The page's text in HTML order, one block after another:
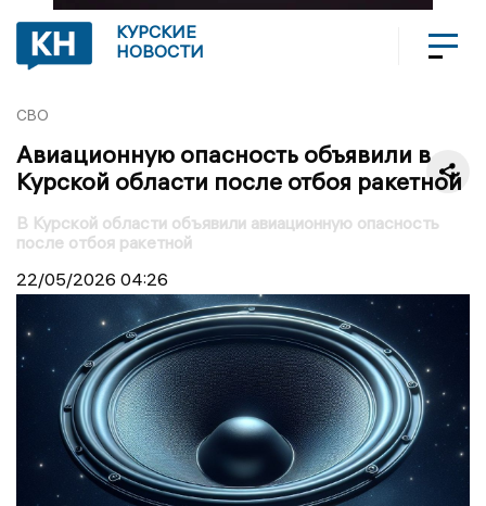
КУРСКИЕ
НОВОСТИ
СВО
Авиационную опасность объявили в
Курской области после отбоя ракетной
В Курской области объявили авиационную опасность
после отбоя ракетной
22/05/2026 04:26